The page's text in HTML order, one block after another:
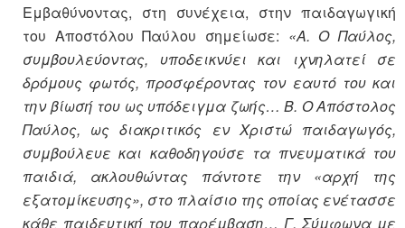
Εμβαθύνοντας, στη συνέχεια, στην παιδαγωγική
του Αποστόλου Παύλου σημείωσε: «Α. Ο Παύλος,
συμβουλεύοντας, υποδεικνύει και ιχνηλατεί σε
δρόμους φωτός, προσφέροντας τον εαυτό του και
την βίωσή του ως υπόδειγμα ζωής… Β. Ο Απόστολος
Παύλος, ως διακριτικός εν Χριστώ παιδαγωγός,
συμβούλευε και καθοδηγούσε τα πνευματικά του
παιδιά, ακλουθώντας πάντοτε την «αρχή της
εξατομίκευσης», στο πλαίσιο της οποίας ενέτασσε
κάθε παιδευτική του παρέμβαση… Γ. Σύμφωνα με